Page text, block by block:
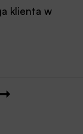
klienta w